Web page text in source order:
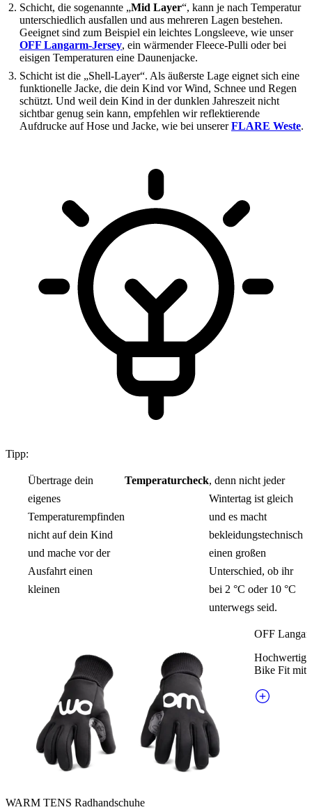
Schicht, die sogenannte „Mid Layer“, kann je nach Temperatur
unterschiedlich ausfallen und aus mehreren Lagen bestehen.
Geeignet sind zum Beispiel ein leichtes Longsleeve, wie unser
OFF Langarm-Jersey, ein wärmender Fleece-Pulli oder bei
eisigen Temperaturen eine Daunenjacke.
Schicht ist die „Shell-Layer“. Als äußerste Lage eignet sich eine
funktionelle Jacke, die dein Kind vor Wind, Schnee und Regen
schützt. Und weil dein Kind in der dunklen Jahreszeit nicht
sichtbar genug sein kann, empfehlen wir reflektierende
Aufdrucke auf Hose und Jacke, wie bei unsererFLARE Weste.
Tipp:
Übertrage dein
eigenes
Temperaturempfinden
nicht auf dein Kind
und mache vor der
Ausfahrt einen
kleinen
Temperaturcheck, denn nicht jeder
Wintertag ist gleich
und es macht
bekleidungstechnisch
einen großen
Unterschied, ob ihr
bei 2 °C oder 10 °C
unterwegs seid.
WARM TENS Radhandschuhe
OFF
Bike Fit mit